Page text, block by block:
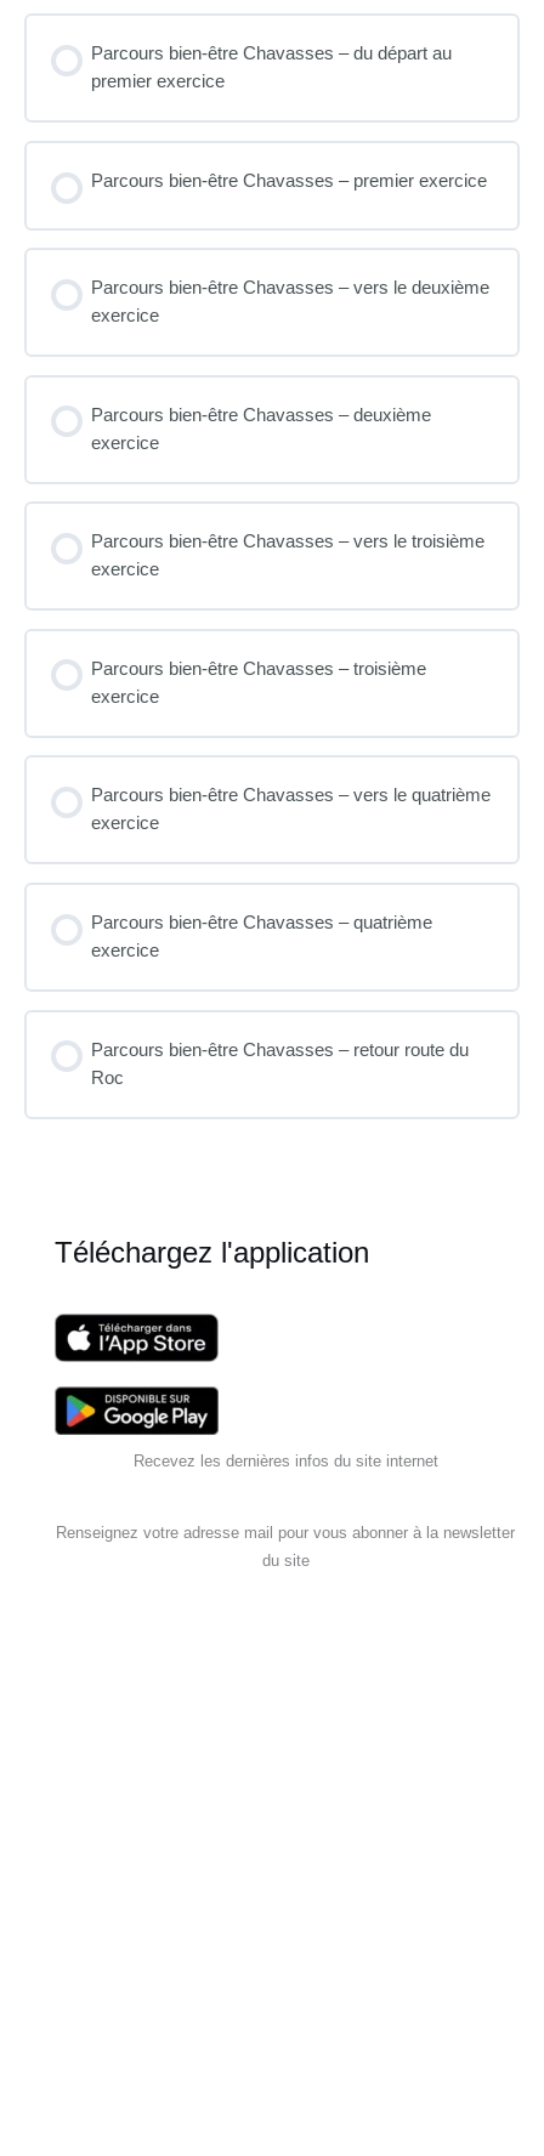
Parcours bien-être Chavasses – du départ au
premier exercice
Parcours bien-être Chavasses – premier exercice
Parcours bien-être Chavasses – vers le deuxième
exercice
Parcours bien-être Chavasses – deuxième
exercice
Parcours bien-être Chavasses – vers le troisième
exercice
Parcours bien-être Chavasses – troisième
exercice
Parcours bien-être Chavasses – vers le quatrième
exercice
Parcours bien-être Chavasses – quatrième
exercice
Parcours bien-être Chavasses – retour route du
Roc
Téléchargez l'application
Recevez les dernières infos du site internet
Renseignez votre adresse mail pour vous abonner à la newsletter
du site